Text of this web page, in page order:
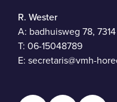
R. Wester
A: badhuisweg 78,
T: 06-15048789
E: secretaris@vmh-